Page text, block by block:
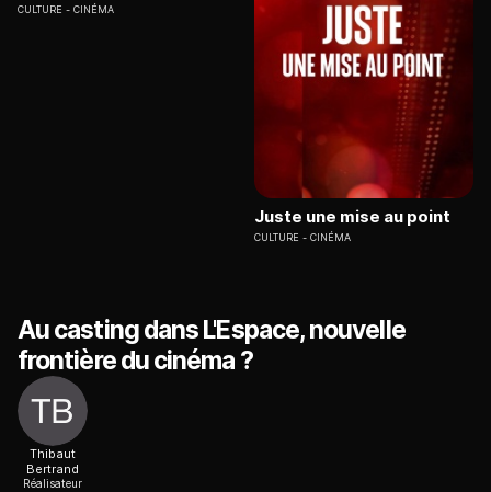
CULTURE CINÉMA
Juste une mise au point
CULTURE CINÉMA
Au casting dans L'Espace, nouvelle
frontière du cinéma ?
Thibaut
Bertrand
Réalisateur